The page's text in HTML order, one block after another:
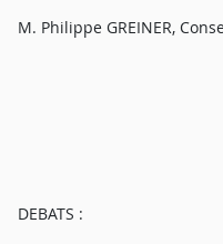
M. Philippe GREINER,
DEBATS :